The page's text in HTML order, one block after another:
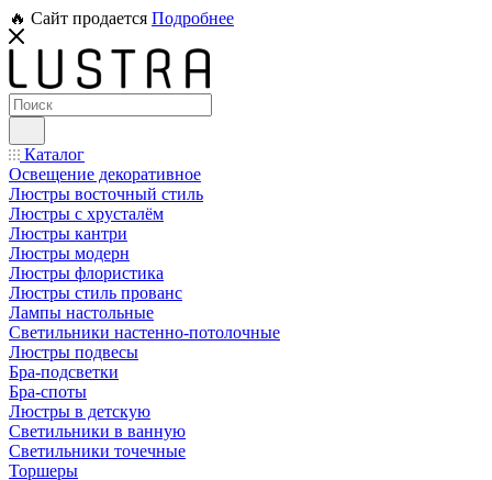
🔥 Сайт продается Подробнее
Каталог
Освещение декоративное
Люстры восточный стиль
Люстры с хрусталём
Люстры кантри
Люстры модерн
Люстры флористика
Люстры стиль прованс
Лампы настольные
Светильники настенно-потолочные
Люстры подвесы
Бра-подсветки
Бра-споты
Люстры в детскую
Светильники в ванную
Светильники точечные
Торшеры